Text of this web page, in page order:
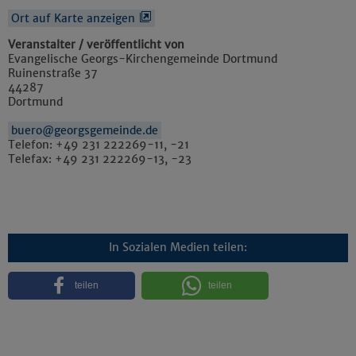
Ort auf Karte anzeigen
Veranstalter / veröffentlicht von
Evangelische Georgs-Kirchengemeinde Dortmund
Ruinenstraße 37
44287
Dortmund
buero@georgsgemeinde.de
Telefon: +49 231 222269-11, -21
Telefax: +49 231 222269-13, -23
In Sozialen Medien teilen:
teilen teilen